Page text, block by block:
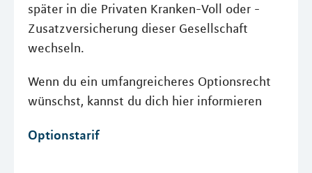
später in die Privaten Kranken-Voll oder -
Zusatzversicherung dieser Gesellschaft
wechseln.
Wenn du ein umfangreicheres Optionsrecht
wünschst, kannst du dich hier informieren
Optionstarif